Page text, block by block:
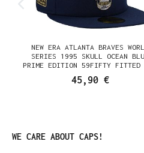
NEW ERA ATLANTA BRAVES
SERIES 1995 SKULL OCEAN
PRIME EDITION 59FIFTY FITTED
45,90 €
Produktgalerie überspringen
WE CARE ABOUT CAPS!